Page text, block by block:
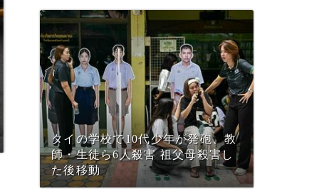
タイの学校で10代少年が発砲、教
師・生徒ら6人殺害 祖父母殺害し
た後移動